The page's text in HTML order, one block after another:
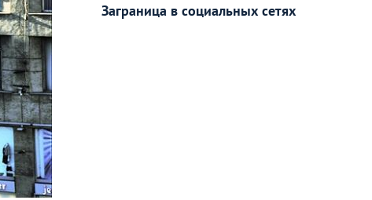
Заграница в социальных сетях